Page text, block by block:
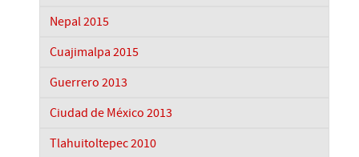
Nepal 2015
Cuajimalpa 2015
Guerrero 2013
Ciudad de México 2013
Tlahuitoltepec 2010